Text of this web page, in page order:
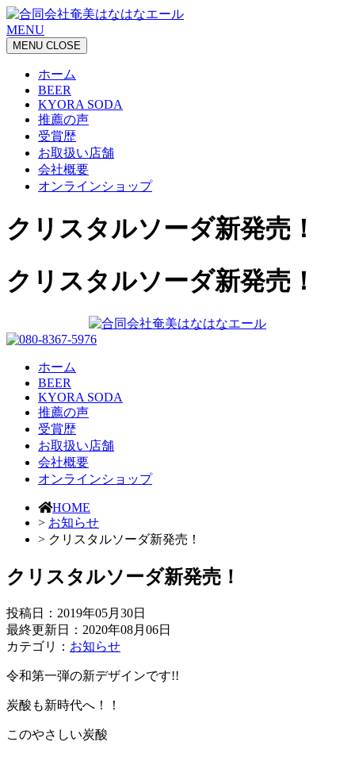
MENU
MENU CLOSE
ホーム
BEER
KYORA SODA
推薦の声
受賞歴
お取扱い店舗
会社概要
オンラインショップ
クリスタルソーダ新発売！
クリスタルソーダ新発売！
ホーム
BEER
KYORA SODA
推薦の声
受賞歴
お取扱い店舗
会社概要
オンラインショップ
HOME
> お知らせ
> クリスタルソーダ新発売！
クリスタルソーダ新発売！
投稿日： 2019年05月30日
最終更新日：2020年08月06日
カテゴリ： お知らせ
令和第一弾の新デザインです!!
炭酸も新時代へ！！
このやさしい炭酸